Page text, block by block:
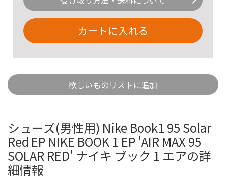
カートに入れる
欲しいものリストに追加
シューズ(男性用) Nike Book1 95 Solar
Red EP NIKE BOOK 1 EP 'AIR MAX 95
SOLAR RED' ナイキ ブック 1 エアの詳
細情報